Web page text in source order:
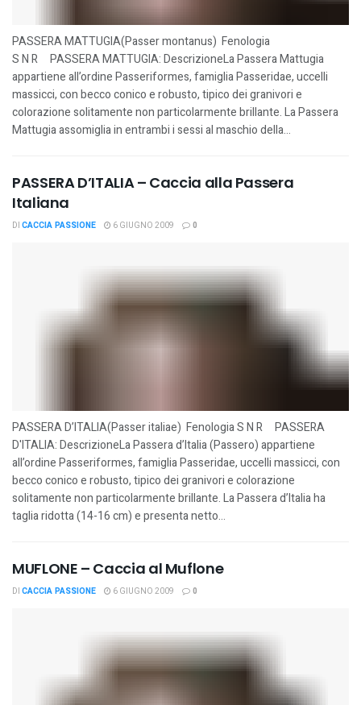
PASSERA MATTUGIA(Passer montanus) Fenologia
S N R PASSERA MATTUGIA: DescrizioneLa Passera Mattugia
appartiene all’ordine Passeriformes, famiglia Passeridae, uccelli
massicci, con becco conico e robusto, tipico dei granivori e
colorazione solitamente non particolarmente brillante. La Passera
Mattugia assomiglia in entrambi i sessi al maschio della...
PASSERA D’ITALIA – Caccia alla Passera
Italiana
DI CACCIA PASSIONE 6 GIUGNO 2009 0
PASSERA D’ITALIA(Passer italiae) Fenologia S N R PASSERA
D'ITALIA: DescrizioneLa Passera d’Italia (Passero) appartiene
all’ordine Passeriformes, famiglia Passeridae, uccelli massicci, con
becco conico e robusto, tipico dei granivori e colorazione
solitamente non particolarmente brillante. La Passera d’Italia ha
taglia ridotta (14-16 cm) e presenta netto...
MUFLONE – Caccia al Muflone
DI CACCIA PASSIONE 6 GIUGNO 2009 0